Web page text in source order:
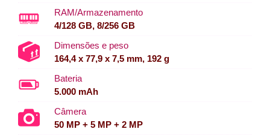
RAM/Armazenamento
4/128 GB, 8/256 GB
Dimensões e peso
164,4 x 77,9 x 7,5 mm, 192 g
Bateria
5.000 mAh
Câmera
50 MP + 5 MP + 2 MP